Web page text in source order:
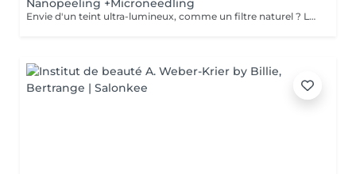
Nanopeeling +Microneedling
Envie d'un teint ultra-lumineux, comme un filtre naturel ? Le combo nanopeeling + microneedling est la solution ! Ensemble, ils exfolient en douceur, boostent le collagène et révèlent une peau zéro défaut, ultra-éclatante. Découvrez une peau ultra-lisse, hydratée et prête à capter la lumière .Parce qu'une peau bien préparée, c'est la clé pour un glow irrésistible même sans filtre !